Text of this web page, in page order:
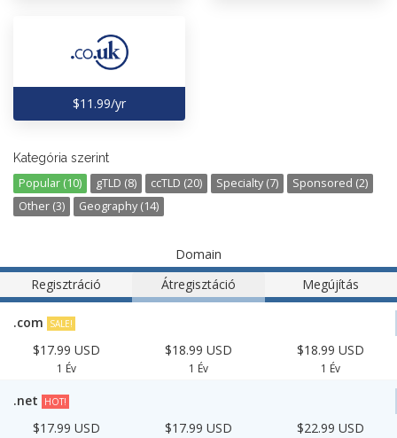
$11.99/yr
Kategória szerint
Popular (10) gTLD (8) ccTLD (20) Specialty (7)
Sponsored (2)
Other (3)
Geography (14)
Domain
Regisztráció
Átregisztáció Megújítás
.com SALE!
$17.99 USD
1 Év
$18.99 USD
1 Év
$18.99 USD
1 Év
.net HOT!
$17.99 USD $17.99 USD $22.99 USD